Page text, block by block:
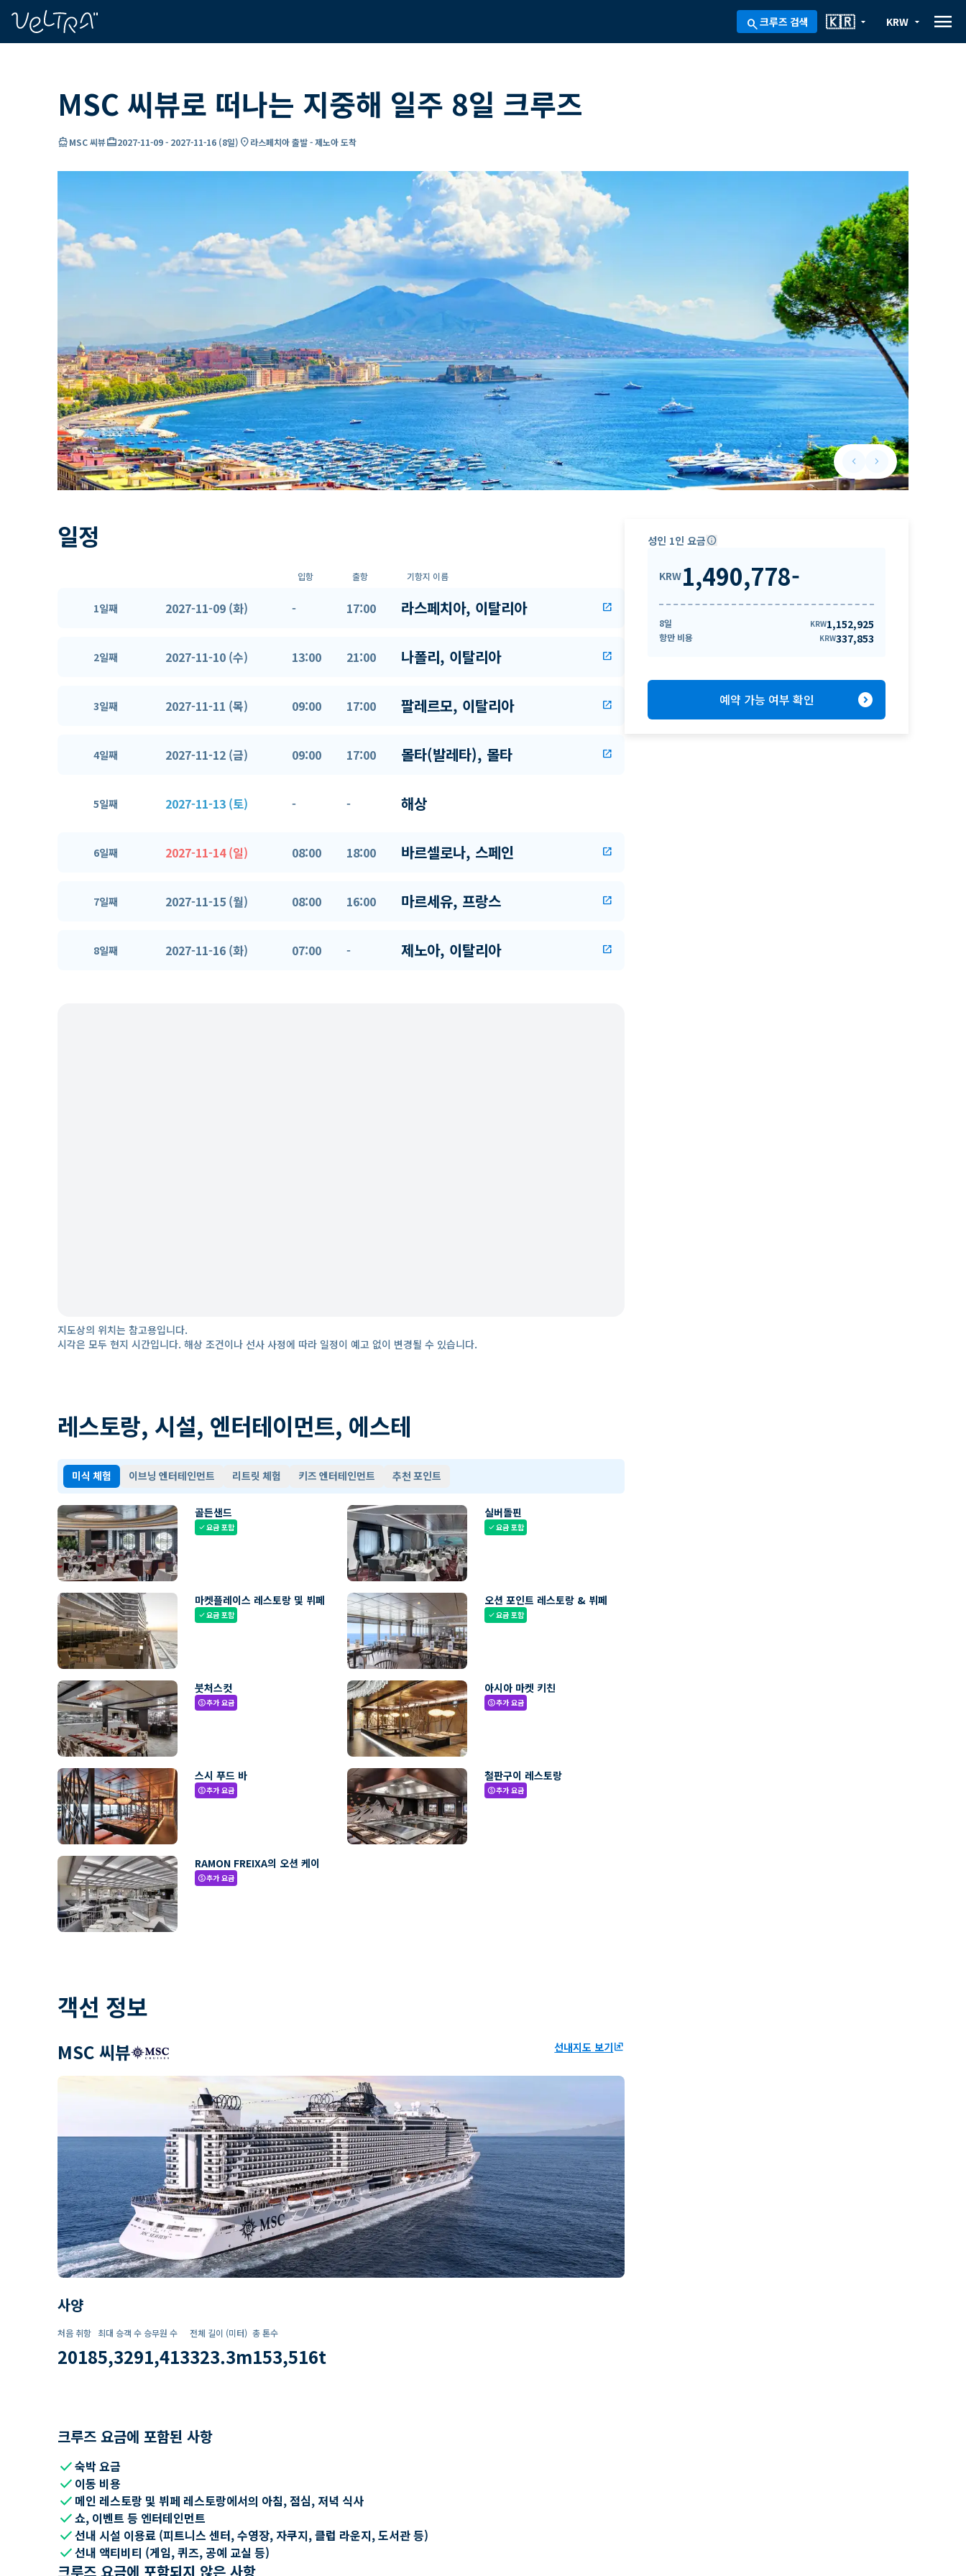
search크루즈 검색 arrow_drop_down
🇰🇷 arrow_drop_down
KRW menu
MSC 씨뷰로 떠나는 지중해 일주 8일 크루즈
directions_boatMSC 씨뷰card_travel2027-11-09- 2027-11-16 (8일) location_on라스페치아 출발 - 제노아 도착
keyboard_arrow_leftPrevious slide
keyboard_arrow_rightNext slide
일정
입항 출항 기항지 이름
1일째 2027-11-09 (화) - 17:00 라스페치아, 이탈리아 open_in_new
2일째 2027-11-10 (수) 13:00 21:00 나폴리, 이탈리아 open_in_new
3일째 2027-11-11 (목) 09:00 17:00 팔레르모, 이탈리아 open_in_new
4일째 2027-11-12 (금) 09:00 17:00 몰타(발레타), 몰타 open_in_new
5일째 2027-11-13 (토) - - 해상
6일째 2027-11-14 (일) 08:00 18:00 바르셀로나, 스페인 open_in_new
7일째 2027-11-15 (월) 08:00 16:00 마르세유, 프랑스 open_in_new
8일째 2027-11-16 (화) 07:00 - 제노아, 이탈리아 open_in_new
지도상의 위치는 참고용입니다.
시각은 모두 현지 시간입니다. 해상 조건이나 선사 사정에 따라 일정이 예고 없이 변경될 수 있습니다.
레스토랑, 시설, 엔터테이먼트, 에스테
미식 체험 이브닝 엔터테인먼트 리트릿 체험 키즈 엔터테인먼트 추천 포인트
골든샌드
check요금 포함
실버돌핀
check요금 포함
마켓플레이스 레스토랑 및 뷔페
check요금 포함
오션 포인트 레스토랑 & 뷔페
check요금 포함
붓처스컷
paid추가 요금
아시아 마켓 키친
paid추가 요금
스시 푸드 바
paid추가 요금
철판구이 레스토랑
paid추가 요금
RAMON FREIXA의 오션 케이
paid추가 요금
객선 정보
MSC 씨뷰 선내지도 보기ungroup
사양
처음 취항
2018
최대 승객 수
5,329
승무원 수
1,413
전체 길이 (미터)
323.3m
총 톤수
153,516t
크루즈 요금에 포함된 사항
check숙박 요금
check 이동 비용
check 메인 레스토랑 및 뷔페 레스토랑에서의 아침, 점심, 저녁 식사
check쇼, 이벤트 등 엔터테인먼트
check선내 시설 이용료 (피트니스 센터, 수영장, 자쿠지, 클럽 라운지, 도서관 등)
check선내 액티비티 (게임, 퀴즈, 공예 교실 등)
크루즈 요금에 포함되지 않은 사항
성인 1인 요금info
KRW1,490,778-
8일 KRW1,152,925
항만 비용 KRW337,853
예약 가능 여부 확인 expand_circle_right